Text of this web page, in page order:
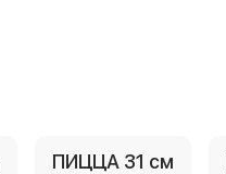
ПИЦЦА 31 см